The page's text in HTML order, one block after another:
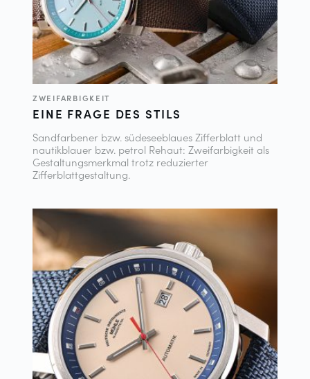
ZWEIFARBIGKEIT
EINE FRAGE DES STILS
Sandfarbener bzw. südeseeblaues Zifferblatt und
nautikblauer bzw. petrol Rehaut: Zweifarbigkeit als
Gestaltungsmerkmal trotz reduzierter
Zifferblattgestaltung.